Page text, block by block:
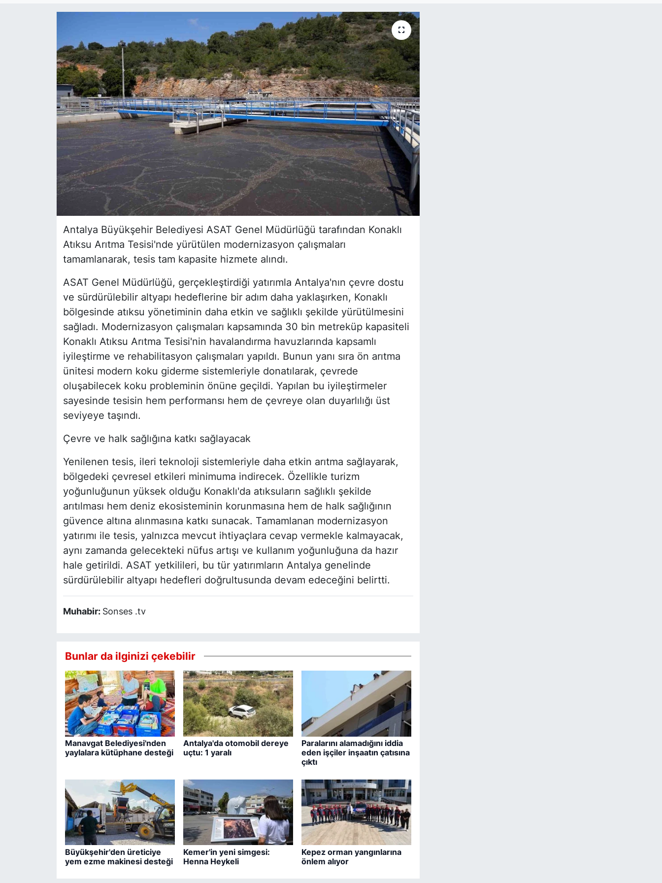
Antalya Büyükşehir Belediyesi ASAT Genel Müdürlüğü tarafından Konaklı
Atıksu Arıtma Tesisi'nde yürütülen modernizasyon çalışmaları
tamamlanarak, tesis tam kapasite hizmete alındı.
ASAT Genel Müdürlüğü, gerçekleştirdiği yatırımla Antalya'nın çevre dostu
ve sürdürülebilir altyapı hedeflerine bir adım daha yaklaşırken, Konaklı
bölgesinde atıksu yönetiminin daha etkin ve sağlıklı şekilde yürütülmesini
sağladı. Modernizasyon çalışmaları kapsamında 30 bin metreküp kapasiteli
Konaklı Atıksu Arıtma Tesisi'nin havalandırma havuzlarında kapsamlı
iyileştirme ve rehabilitasyon çalışmaları yapıldı. Bunun yanı sıra ön arıtma
ünitesi modern koku giderme sistemleriyle donatılarak, çevrede
oluşabilecek koku probleminin önüne geçildi. Yapılan bu iyileştirmeler
sayesinde tesisin hem performansı hem de çevreye olan duyarlılığı üst
seviyeye taşındı.
Çevre ve halk sağlığına katkı sağlayacak
Yenilenen tesis, ileri teknoloji sistemleriyle daha etkin arıtma sağlayarak,
bölgedeki çevresel etkileri minimuma indirecek. Özellikle turizm
yoğunluğunun yüksek olduğu Konaklı'da atıksuların sağlıklı şekilde
arıtılması hem deniz ekosisteminin korunmasına hem de halk sağlığının
güvence altına alınmasına katkı sunacak. Tamamlanan modernizasyon
yatırımı ile tesis, yalnızca mevcut ihtiyaçlara cevap vermekle kalmayacak,
aynı zamanda gelecekteki nüfus artışı ve kullanım yoğunluğuna da hazır
hale getirildi. ASAT yetkilileri, bu tür yatırımların Antalya genelinde
sürdürülebilir altyapı hedefleri doğrultusunda devam edeceğini belirtti.
Muhabir: Sonses .tv
Bunlar da ilginizi çekebilir
Manavgat Belediyesi'nden
yaylalara kütüphane desteği
Antalya'da otomobil dereye
uçtu: 1 yaralı
Paralarını alamadığını iddia
eden işçiler inşaatın çatısına
çıktı
Büyükşehir'den üreticiye
yem ezme makinesi desteği
Kemer'in yeni simgesi:
Henna Heykeli
Kepez orman yangınlarına
önlem alıyor
YEREL HABER
Haberde insan
Tanıtım